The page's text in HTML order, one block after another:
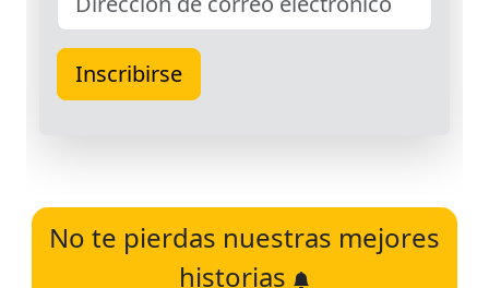
No te pierdas nuestras mejores
historias